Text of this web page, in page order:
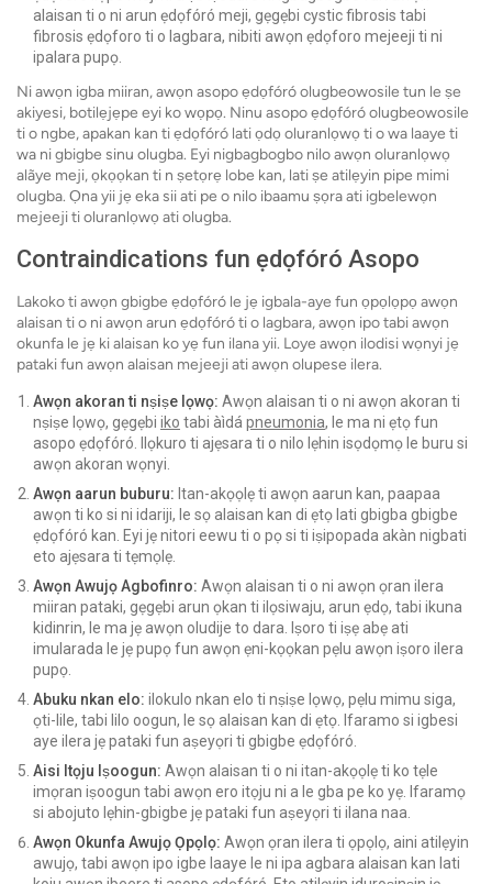
alaisan ti o ni arun ẹdọfóró meji, gẹgẹbi cystic fibrosis tabi
fibrosis ẹdọforo ti o lagbara, nibiti awọn ẹdọforo mejeeji ti ni
ipalara pupọ.
Ni awọn igba miiran, awọn asopo ẹdọfóró olugbeowosile tun le ṣe
akiyesi, botilẹjẹpe eyi ko wọpọ. Ninu asopo ẹdọfóró olugbeowosile
ti o ngbe, apakan kan ti ẹdọfóró lati ọdọ oluranlọwọ ti o wa laaye ti
wa ni gbigbe sinu olugba. Eyi nigbagbogbo nilo awọn oluranlọwọ
alãye meji, ọkọọkan ti n ṣetọrẹ lobe kan, lati ṣe atilẹyin pipe mimi
olugba. Ọna yii jẹ eka sii ati pe o nilo ibaamu ṣọra ati igbelewọn
mejeeji ti oluranlọwọ ati olugba.
Contraindications fun ẹdọfóró Asopo
Lakoko ti awọn gbigbe ẹdọfóró le jẹ igbala-aye fun ọpọlọpọ awọn
alaisan ti o ni awọn arun ẹdọfóró ti o lagbara, awọn ipo tabi awọn
okunfa le jẹ ki alaisan ko yẹ fun ilana yii. Loye awọn ilodisi wọnyi jẹ
pataki fun awọn alaisan mejeeji ati awọn olupese ilera.
Awọn akoran ti nṣiṣe lọwọ: Awọn alaisan ti o ni awọn akoran ti
nṣiṣe lọwọ, gẹgẹbi iko tabi àìdápneumonia, le ma ni ẹtọ fun
asopo ẹdọfóró. Ilọkuro ti ajẹsara ti o nilo lẹhin isọdọmọ le buru si
awọn akoran wọnyi.
Awọn aarun buburu: Itan-akọọlẹ ti awọn aarun kan, paapaa
awọn ti ko si ni idariji, le sọ alaisan kan di ẹtọ lati gbigba gbigbe
ẹdọfóró kan. Eyi jẹ nitori eewu ti o pọ si ti iṣipopada akàn nigbati
eto ajẹsara ti tẹmọlẹ.
Awọn Awujọ Agbofinro: Awọn alaisan ti o ni awọn ọran ilera
miiran pataki, gẹgẹbi arun ọkan ti ilọsiwaju, arun ẹdọ, tabi ikuna
kidinrin, le ma jẹ awọn oludije to dara. Iṣoro ti iṣẹ abẹ ati
imularada le jẹ pupọ fun awọn ẹni-kọọkan pẹlu awọn iṣoro ilera
pupọ.
Abuku nkan elo: ilokulo nkan elo ti nṣiṣe lọwọ, pẹlu mimu siga,
ọti-lile, tabi lilo oogun, le sọ alaisan kan di ẹtọ. Ifaramo si igbesi
aye ilera jẹ pataki fun aṣeyọri ti gbigbe ẹdọfóró.
Aisi Itọju Iṣoogun: Awọn alaisan ti o ni itan-akọọlẹ ti ko tẹle
imọran iṣoogun tabi awọn ero itọju ni a le gba pe ko yẹ. Ifaramọ
si abojuto lẹhin-gbigbe jẹ pataki fun aṣeyọri ti ilana naa.
Awọn Okunfa Awujọ Ọpọlọ: Awọn ọran ilera ti ọpọlọ, aini atilẹyin
awujọ, tabi awọn ipo igbe laaye le ni ipa agbara alaisan kan lati